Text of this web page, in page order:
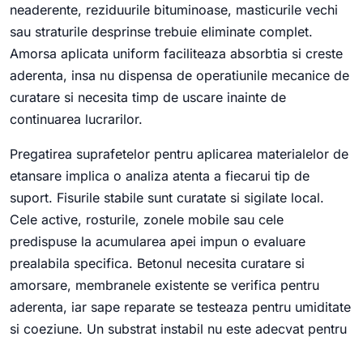
neaderente, reziduurile bituminoase, masticurile vechi
sau straturile desprinse trebuie eliminate complet.
Amorsa aplicata uniform faciliteaza absorbtia si creste
aderenta, insa nu dispensa de operatiunile mecanice de
curatare si necesita timp de uscare inainte de
continuarea lucrarilor.
Pregatirea suprafetelor pentru aplicarea materialelor de
etansare implica o analiza atenta a fiecarui tip de
suport. Fisurile stabile sunt curatate si sigilate local.
Cele active, rosturile, zonele mobile sau cele
predispuse la acumularea apei impun o evaluare
prealabila specifica. Betonul necesita curatare si
amorsare, membranele existente se verifica pentru
aderenta, iar sape reparate se testeaza pentru umiditate
si coeziune. Un substrat instabil nu este adecvat pentru